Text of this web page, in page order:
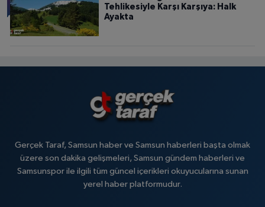
Tehlikesiyle Karşı Karşıya: Halk
Ayakta
Gerçek Taraf, Samsun haber ve Samsun haberleri başta olmak
üzere son dakika gelişmeleri, Samsun gündem haberleri ve
Samsunspor ile ilgili tüm güncel içerikleri okuyucularına sunan
yerel haber platformudur.